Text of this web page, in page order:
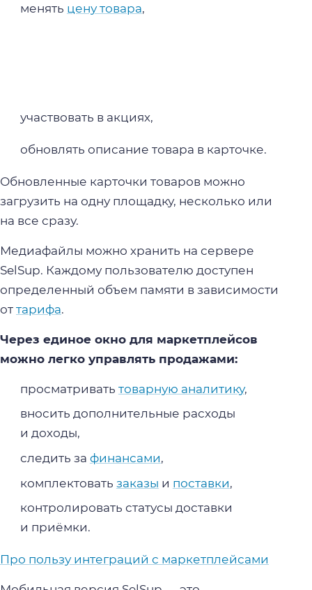
менять цену товара,
участвовать в акциях,
обновлять описание товара в карточке.
Обновленные карточки товаров можно
загрузить на одну площадку, несколько или
на все сразу.
Медиафайлы можно хранить на сервере
SelSup. Каждому пользователю доступен
определенный объем памяти в зависимости
от тарифа.
Через единое окно для маркетплейсов
можно легко управлять продажами:
просматривать товарную аналитику,
вносить дополнительные расходы
и доходы,
следить за финансами,
комплектовать заказы и поставки,
контролировать статусы доставки
и приёмки.
Про пользу интеграций с маркетплейсами